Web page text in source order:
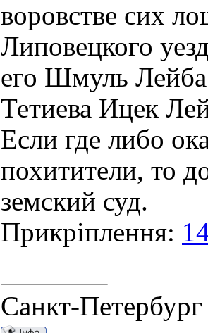
воровстве сих
Липовецкого
его Шмуль
Тетиева Ицек
Если где либо
похитители, то
земский суд.
Прикріплення:
Санкт-Петербург